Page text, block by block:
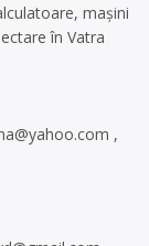
mașini
în Vatra
,